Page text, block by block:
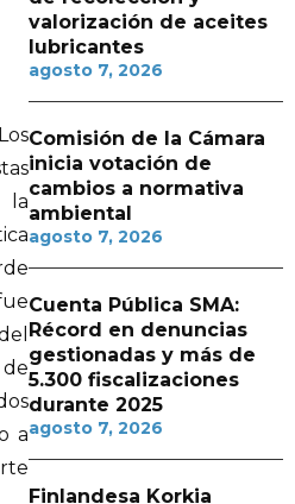
la
a
valorización de aceites
lubricantes
agosto 7, 2026
Comisión de la Cámara
inicia votación de
cambios a normativa
ambiental
agosto 7, 2026
Cuenta Pública SMA:
Récord en denuncias
gestionadas y más de
5.300 fiscalizaciones
durante 2025
agosto 7, 2026
Finlandesa Korkia